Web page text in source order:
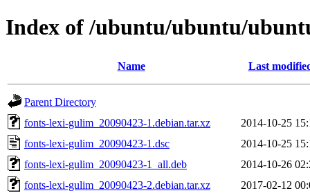
Index of /ubuntu/ubuntu/
Name Last
Parent Directory
fonts-lexi-gulim_20090423-1.debian.tar.xz
2014-10-25
fonts-lexi-gulim_20090423-1.dsc
2014-10-25
fonts-lexi-gulim_20090423-1_all.deb
2014-10-26
fonts-lexi-gulim_20090423-2.debian.tar.xz
2017-02-12